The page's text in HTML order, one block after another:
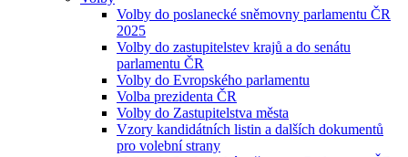
Volby do poslanecké sněmovny parlamentu ČR
2025
Volby do zastupitelstev krajů a do senátu
parlamentu ČR
Volby do Evropského parlamentu
Volba prezidenta ČR
Volby do Zastupitelstva města
Vzory kandidátních listin a dalších dokumentů
pro volební strany